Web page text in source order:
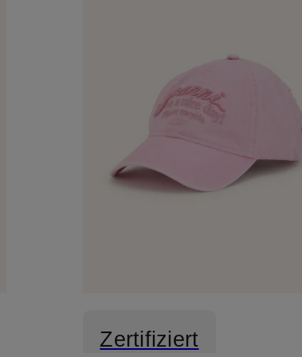
Zertifiziert